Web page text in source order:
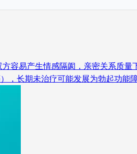
容易产生情感隔阂，亲密关系质
，长期未治疗可能发展为勃起功能障